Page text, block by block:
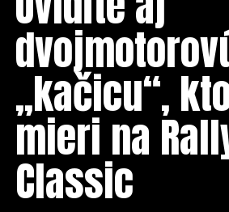
„kačicu“,
mieri na
Classic